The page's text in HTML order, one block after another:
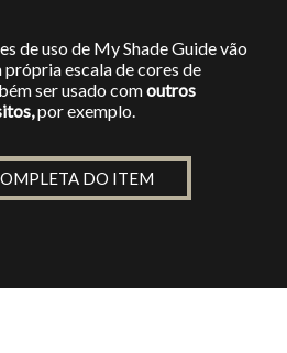
de uso de My Shade Guide vão
própria escala de cores de
ser usado comoutros
por exemplo.
DO ITEM